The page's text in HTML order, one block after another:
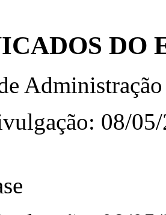
DO
Administração
08/